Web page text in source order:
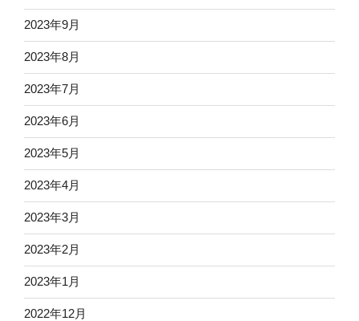
2023年9月
2023年8月
2023年7月
2023年6月
2023年5月
2023年4月
2023年3月
2023年2月
2023年1月
2022年12月